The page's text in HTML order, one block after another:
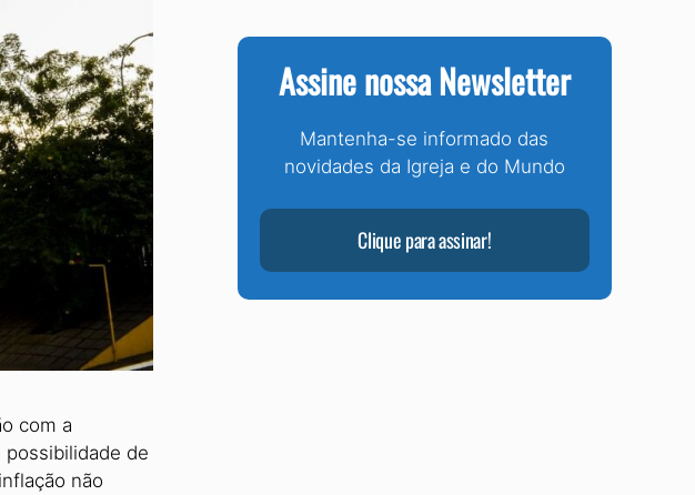
com a
de
não
Assine nossa Newsletter
Mantenha-se informado das
novidades da Igreja e do Mundo
Clique para assinar!